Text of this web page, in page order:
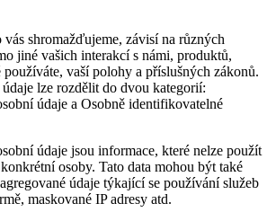
shromažďujeme, závisí na různých
jiné vašich interakcí s námi, produktů,
vaší polohy a příslušných zákonů.
údaje lze rozdělit do dvou kategorií:
údaje a Osobně identifikovatelné
údaje jsou informace, které nelze použít
osoby. Tato data mohou být také
údaje týkající se používání služeb
maskované IP adresy atd.